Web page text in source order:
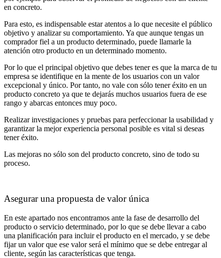
en concreto.
Para esto, es indispensable estar atentos a lo que necesite el público
objetivo y analizar su comportamiento. Ya que aunque tengas un
comprador fiel a un producto determinado, puede llamarle la
atención otro producto en un determinado momento.
Por lo que el principal objetivo que debes tener es que la marca de tu
empresa se identifique en la mente de los usuarios con un valor
excepcional y único. Por tanto, no vale con sólo tener éxito en un
producto concreto ya que te dejarás muchos usuarios fuera de ese
rango y abarcas entonces muy poco.
Realizar investigaciones y pruebas para perfeccionar la usabilidad y
garantizar la mejor experiencia personal posible es vital si deseas
tener éxito.
Las mejoras no sólo son del producto concreto, sino de todo su
proceso.
Asegurar una propuesta de valor única
En este apartado nos encontramos ante la fase de desarrollo del
producto o servicio determinado, por lo que se debe llevar a cabo
una planificación para incluir el producto en el mercado, y se debe
fijar un valor que ese valor será el mínimo que se debe entregar al
cliente, según las características que tenga.